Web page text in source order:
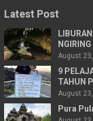
Latest Post
August
9
TAHUN
August
Pura